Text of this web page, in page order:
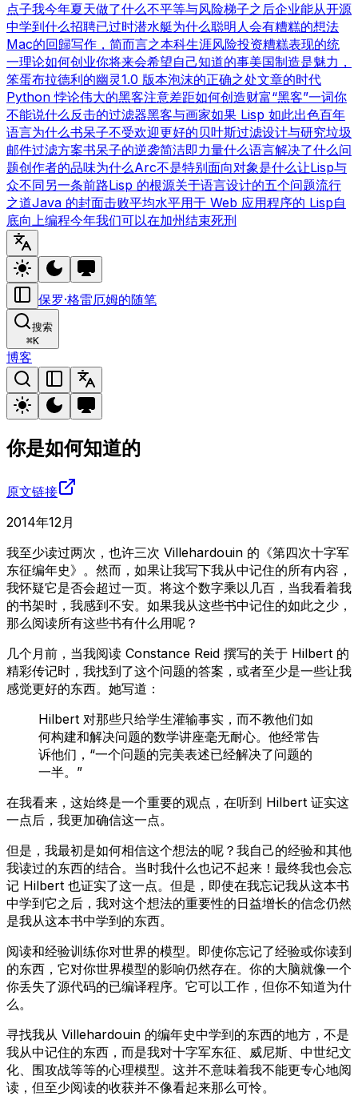
点子我今年夏天做了什么不平等与风险梯子之后企业能从开源
中学到什么招聘已过时潜水艇为什么聪明人会有糟糕的想法
Mac的回歸写作，简而言之本科生涯风险投资糟糕表现的统
一理论如何创业你将来会希望自己知道的事美国制造是魅力，
笨蛋布拉德利的幽灵1.0 版本泡沫的正确之处文章的时代
Python 悖论伟大的黑客注意差距如何创造财富“黑客”一词你
不能说什么反击的过滤器黑客与画家如果 Lisp 如此出色百年
语言为什么书呆子不受欢迎更好的贝叶斯过滤设计与研究垃圾
邮件过滤方案书呆子的逆袭简洁即力量什么语言解决了什么问
题创作者的品味为什么Arc不是特别面向对象是什么让Lisp与
众不同另一条前路Lisp 的根源关于语言设计的五个问题流行
之道Java 的封面击败平均水平用于 Web 应用程序的 Lisp自
底向上编程今年我们可以在加州结束死刑
保罗·格雷厄姆的随笔
搜索
⌘K
博客
你是如何知道的
原文链接
2014年12月
我至少读过两次，也许三次 Villehardouin 的《第四次十字军
东征编年史》。然而，如果让我写下我从中记住的所有内容，
我怀疑它是否会超过一页。将这个数字乘以几百，当我看着我
的书架时，我感到不安。如果我从这些书中记住的如此之少，
那么阅读所有这些书有什么用呢？
几个月前，当我阅读 Constance Reid 撰写的关于 Hilbert 的
精彩传记时，我找到了这个问题的答案，或者至少是一些让我
感觉更好的东西。她写道：
Hilbert 对那些只给学生灌输事实，而不教他们如
何构建和解决问题的数学讲座毫无耐心。他经常告
诉他们，“一个问题的完美表述已经解决了问题的
一半。”
在我看来，这始终是一个重要的观点，在听到 Hilbert 证实这
一点后，我更加确信这一点。
但是，我最初是如何相信这个想法的呢？我自己的经验和其他
我读过的东西的结合。当时我什么也记不起来！最终我也会忘
记 Hilbert 也证实了这一点。但是，即使在我忘记我从这本书
中学到它之后，我对这个想法的重要性的日益增长的信念仍然
是我从这本书中学到的东西。
阅读和经验训练你对世界的模型。即使你忘记了经验或你读到
的东西，它对你世界模型的影响仍然存在。你的大脑就像一个
你丢失了源代码的已编译程序。它可以工作，但你不知道为什
么。
寻找我从 Villehardouin 的编年史中学到的东西的地方，不是
我从中记住的东西，而是我对十字军东征、威尼斯、中世纪文
化、围攻战等等的心理模型。这并不意味着我不能更专心地阅
读，但至少阅读的收获并不像看起来那么可怜。